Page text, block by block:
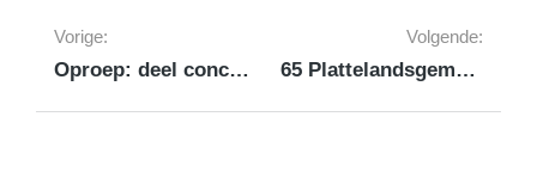
Vorige:
Oproep: deel concrete voorbeelden over financiÃ«le tekorten
Volgende:
65 Plattelandsgemeenten uiten zorgen over gemeentefinanciÃ«n